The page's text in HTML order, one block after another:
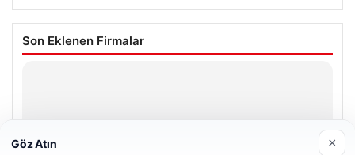
Son Eklenen Firmalar
Göz Atın ×